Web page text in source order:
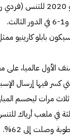
الأول للظفر بذهبية طوكيو
بابلو كارينيو
عالميا، على
كسر فيها إرسال
في ملعب أرياك